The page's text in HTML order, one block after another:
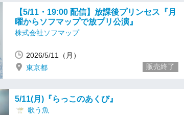
【5/11・19:00 配信】放課後プリンセス『月
曜からソフマップで放プリ公演』
株式会社ソフマップ
2026/5/11（月）
東京都
販売終了
5/11(月)『らっこのあくび』
歌う魚